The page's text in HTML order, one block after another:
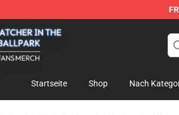
- Official The Catcher In The Ballpark
Startseite Shop Nach